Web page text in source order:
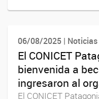
06/08/2025 | Noticias
El CONICET
bienvenida a
ingresaron al
El CONICET